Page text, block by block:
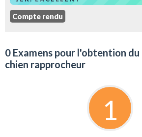
Compte rendu
0 Examens pour l'obtention
chien rapprocheur
1